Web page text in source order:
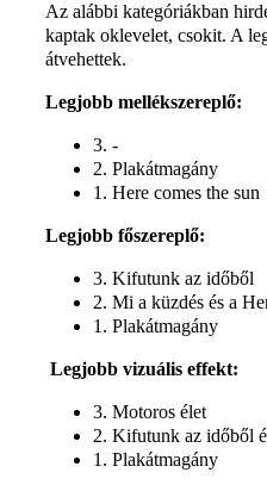
Az alábbi kategóriákban
kaptak oklevelet, csokit. A
átvehettek.
Legjobb mellékszereplő:
3. -
2. Plakátmagány
1. Here comes the sun
Legjobb főszereplő:
3. Kifutunk az időből
2. Mi a küzdés és a
1. Plakátmagány
Legjobb vizuális effekt:
3. Motoros élet
2. Kifutunk az időből
1. Plakátmagány